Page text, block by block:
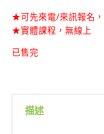
★可先來電/來訊報名
★實體課程，無線上
已售完
描述